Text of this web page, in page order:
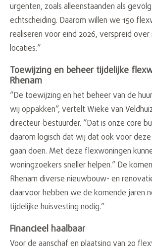
urgenten, zoals alleenstaanden als
echtscheiding. Daarom willen we 150
realiseren voor eind 2026, verspreid
locaties.”
Toewijzing en beheer tijdelijke
Rhenam
“De toewijzing en het beheer van de
wij oppakken”, vertelt Wieke van
directeur-bestuurder. “Dat is onze core
daarom logisch dat wij dat ook voor
gaan doen. Met deze flexwoningen
woningzoekers sneller helpen.” De
Rhenam diverse nieuwbouw- en
daarvoor hebben we de komende jaren
tijdelijke huisvesting nodig.”
Financieel haalbaar